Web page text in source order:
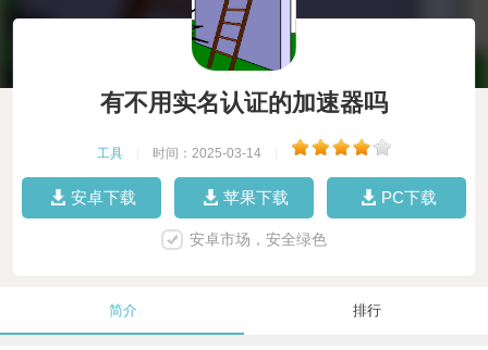
有不用实名认证的加速器吗
工具 时间：2025-03-14
安卓下载 苹果下载 PC下载
安卓市场，安全绿色
简介 排行